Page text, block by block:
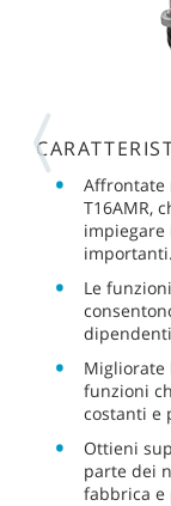
Affrontate
T16AMR,
importanti.
Le
Migliorate
funzioni
costanti e
Ottieni
parte dei
fabbrica e